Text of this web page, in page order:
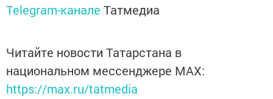
Telegram-канале Татмедиа
Читайте новости Татарстана в
национальном мессенджере MАХ:
https://max.ru/tatmedia